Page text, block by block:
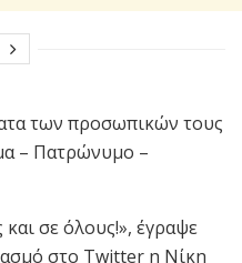
των προσωπικών τους
– Πατρώνυμο –
σε όλους!», έγραψε
στο Twitter η Νίκη